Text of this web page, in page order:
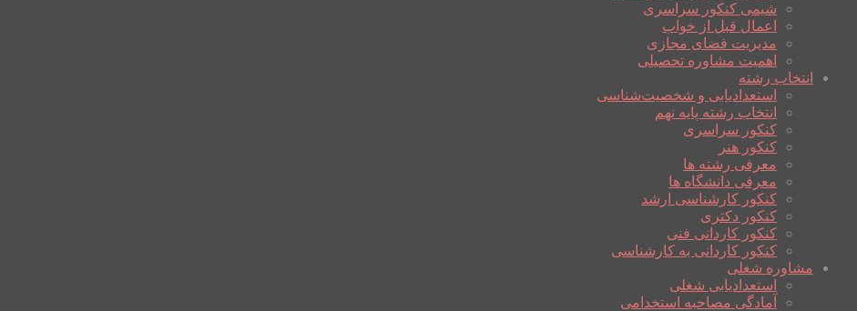
شیمی کنکور سراسری
اعمال قبل از خواب
مدیریت فضای مجازی
اهمیت مشاوره تحصیلی
انتخاب رشته
استعدادیابی و شخصیت‌شناسی
انتخاب رشته پایه نهم
کنکور سراسری
کنکور هنر
معرفی رشته ها
معرفی دانشگاه ها
کنکور کارشناسی ارشد
کنکور دکتری
کنکور کاردانی فنی
کنکور کاردانی به کارشناسی
مشاوره شغلی
استعدادیابی شغلی
آمادگی مصاحبه استخدامی